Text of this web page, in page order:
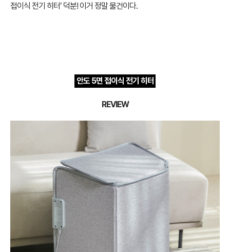
접이식 전기 히터’ 덕분! 이거 정말 물건이다.
안도 5면 접이식 전기 히터
REVIEW